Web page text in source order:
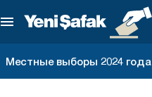
Местные выборы 2024 года
Мугла
Муш
Невшехир